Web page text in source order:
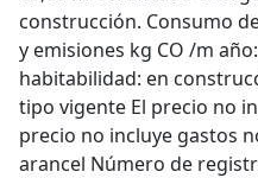
construcción. Consumo
y emisiones kg CO /m
habitabilidad: en
tipo vigente El precio no
precio no incluye gastos
arancel Número de